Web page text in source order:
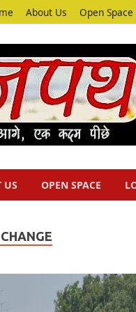
About Us Open Space
US OPEN SPACE